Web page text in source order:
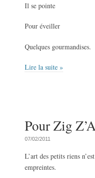
Il se pointe
Pour éveiller
Quelques gourmandises.
Lire la suite »
Pour Zig
07/02/2011
L’art des petits riens
empreintes.